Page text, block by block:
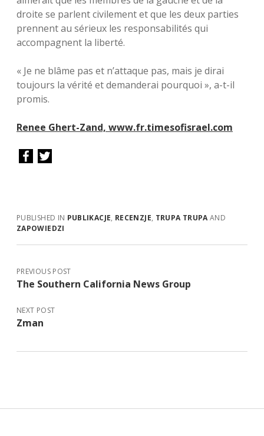
droite se parlent civilement et que les deux parties
prennent au sérieux les responsabilités qui
accompagnent la liberté.
« Je ne blâme pas et n’attaque pas, mais je dirai
toujours la vérité et demanderai pourquoi », a-t-il
promis.
Renee Ghert-Zand, www.fr.timesofisrael.com
PUBLISHED IN PUBLIKACJE, RECENZJE, TRUPA TRUPAAND
ZAPOWIEDZI
PREVIOUS POST
The Southern California News Group
NEXT POST
Zman